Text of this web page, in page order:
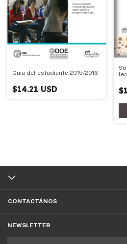
Guía del estudiante 2015/2016
$14.21 USD
CONTACTÁNOS
NEWSLETTER